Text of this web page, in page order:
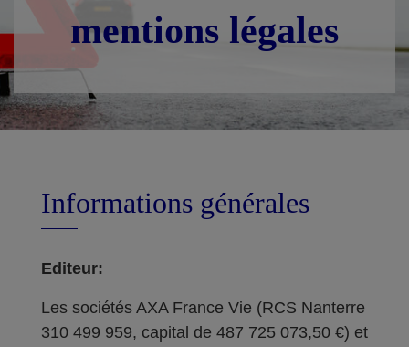
mentions légales
Informations générales
Editeur:
Les sociétés AXA France Vie (RCS Nanterre
310 499 959, capital de 487 725 073,50 €) et